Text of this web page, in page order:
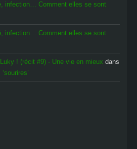
infection… Comment elles se sont
infection… Comment elles se sont
! (récit #9) - Une vie en mieux dans